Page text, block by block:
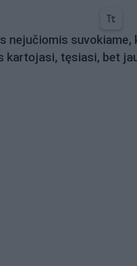
nejučiomis suvokiame,
kartojasi, tęsiasi, bet